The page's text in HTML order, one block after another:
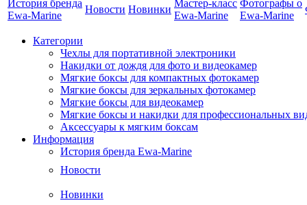
История бренда
Ewa-Marine
Новости Новинки
Мастер-класс
Ewa-Marine
Фотографы о
Ewa-Marine
Категории
Чехлы для портативной электроники
Накидки от дождя для фото и видеокамер
Мягкие боксы для компактных фотокамер
Мягкие боксы для зеркальных фотокамер
Мягкие боксы для видеокамер
Мягкие боксы и накидки для профессиональных
Аксессуары к мягким боксам
Информация
История бренда Ewa-Marine
Новости
Новинки